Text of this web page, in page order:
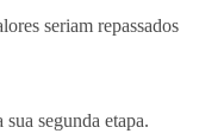
seriam repassados
segunda etapa.